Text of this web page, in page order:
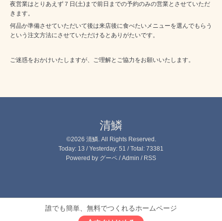
夜営業はとりあえず７日(土)まで前日までの予約のみの営業とさせていただ
きます。
何品か準備させていただいて後は来店後に食べたいメニューを選んでもらう
という注文方法にさせていただけるとありがたいです。
ご迷惑をおかけいたしますが、ご理解とご協力をお願いいたします。
清鱗
©2026 清鱗. All Rights Reserved.
Today: 13 / Yesterday: 51 / Total: 73381
Powered by グーペ /Admin / RSS
誰でも簡単、無料でつくれるホームページ